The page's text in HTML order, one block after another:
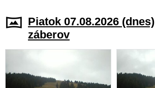
Piatok 07.08.2026 (dnes)
záberov